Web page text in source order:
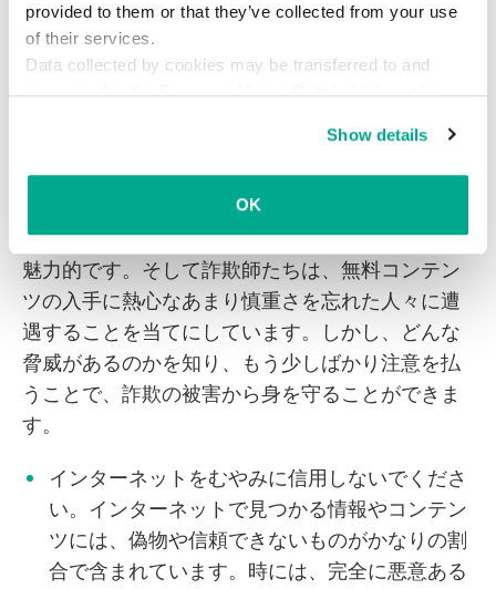
provided to them or that they’ve collected from your use
of their services.
Data collected by cookies may be transferred to and
processed in the European Union. Detailed information
Show details
OK
に、Kaspersky Labの製品が検知した『ゲーム・
オブ・スローンズ』関連の攻撃回数および攻撃を
受けた製品ユーザーの数は、初回放送以降、増加
オンライン詐欺に遭わないために
有料番組を無料で視聴できるチャンスは、非常に
魅力的です。そして詐欺師たちは、無料コンテン
ツの入手に熱心なあまり慎重さを忘れた人々に遭
遇することを当てにしています。しかし、どんな
脅威があるのかを知り、もう少しばかり注意を払
うことで、詐欺の被害から身を守ることができま
す。
インターネットをむやみに信用しないでくださ
い。インターネットで見つかる情報やコンテン
ツには、偽物や信頼できないものがかなりの割
合で含まれています。時には、完全に悪意ある